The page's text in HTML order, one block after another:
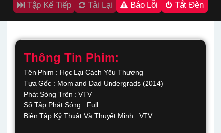
Tập Kế Tiếp Tải Lại Báo Lỗi Tắt Đèn
Thông Tin Phim:
Tên Phim : Học Lại Cách Yêu Thương
Tựa Gốc : Mom and Dad Undergrads (2014)
Phát Sóng Trên : VTV
Số Tập Phát Sóng : Full
Biên Tập Kỷ Thuật Và Thuyết Minh : VTV